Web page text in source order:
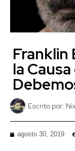
Franklin
la
Escrito por:
agosto 30, 2019